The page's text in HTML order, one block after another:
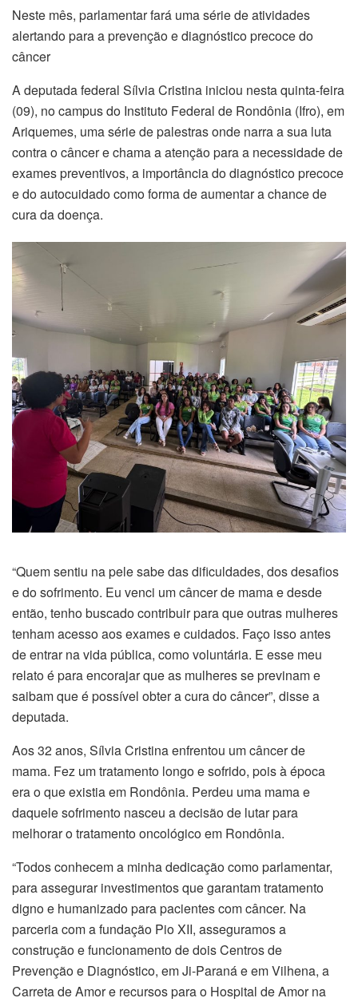
Neste mês, parlamentar fará uma série de atividades
alertando para a prevenção e diagnóstico precoce do
câncer
A deputada federal Sílvia Cristina iniciou nesta quinta-feira
(09), no campus do Instituto Federal de Rondônia (Ifro), em
Ariquemes, uma série de palestras onde narra a sua luta
contra o câncer e chama a atenção para a necessidade de
exames preventivos, a importância do diagnóstico precoce
e do autocuidado como forma de aumentar a chance de
cura da doença.
“Quem sentiu na pele sabe das dificuldades, dos desafios
e do sofrimento. Eu venci um câncer de mama e desde
então, tenho buscado contribuir para que outras mulheres
tenham acesso aos exames e cuidados. Faço isso antes
de entrar na vida pública, como voluntária. E esse meu
relato é para encorajar que as mulheres se previnam e
saibam que é possível obter a cura do câncer”, disse a
deputada.
Aos 32 anos, Sílvia Cristina enfrentou um câncer de
mama. Fez um tratamento longo e sofrido, pois à época
era o que existia em Rondônia. Perdeu uma mama e
daquele sofrimento nasceu a decisão de lutar para
melhorar o tratamento oncológico em Rondônia.
“Todos conhecem a minha dedicação como parlamentar,
para assegurar investimentos que garantam tratamento
digno e humanizado para pacientes com câncer. Na
parceria com a fundação Pio XII, asseguramos a
construção e funcionamento de dois Centros de
Prevenção e Diagnóstico, em Ji-Paraná e em Vilhena, a
Carreta de Amor e recursos para o Hospital de Amor na